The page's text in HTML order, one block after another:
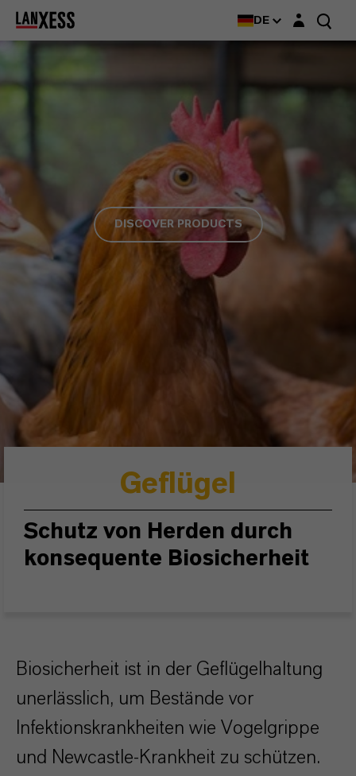
DE Login-Maske
DISCOVER PRODUCTS
Geflügel
Schutz von Herden durch
konsequente Biosicherheit
Biosicherheit ist in der Geflügelhaltung
unerlässlich, um Bestände vor
Infektionskrankheiten wie Vogelgrippe
und Newcastle-Krankheit zu schützen.